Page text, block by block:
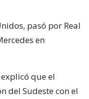
pasó por Real
en
que el
del Sudeste con el